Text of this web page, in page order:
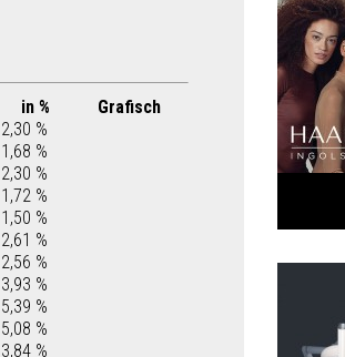
in %
Grafisch
2,30 %
1,68 %
2,30 %
1,72 %
1,50 %
2,61 %
2,56 %
3,93 %
5,39 %
5,08 %
3,84 %